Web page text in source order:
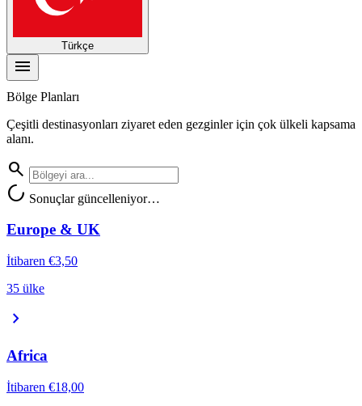
Türkçe
menu
Bölge Planları
Çeşitli destinasyonları ziyaret eden gezginler için çok ülkeli kapsama
alanı.
search
progress_activity Sonuçlar güncelleniyor…
Europe & UK
İtibaren €3,50
35 ülke
chevron_right
Africa
İtibaren €18,00